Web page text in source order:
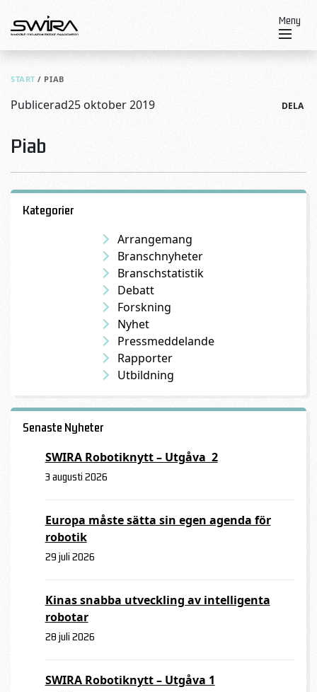
Meny
START / PIAB
Publicerad25 oktober 2019 DELA
Piab
Kategorier
Arrangemang
Branschnyheter
Branschstatistik
Debatt
Forskning
Nyhet
Pressmeddelande
Rapporter
Utbildning
Senaste Nyheter
SWIRA Robotiknytt – Utgåva 2
3 augusti 2026
Europa måste sätta sin egen agenda för
robotik
29 juli 2026
Kinas snabba utveckling av intelligenta
robotar
28 juli 2026
SWIRA Robotiknytt – Utgåva 1